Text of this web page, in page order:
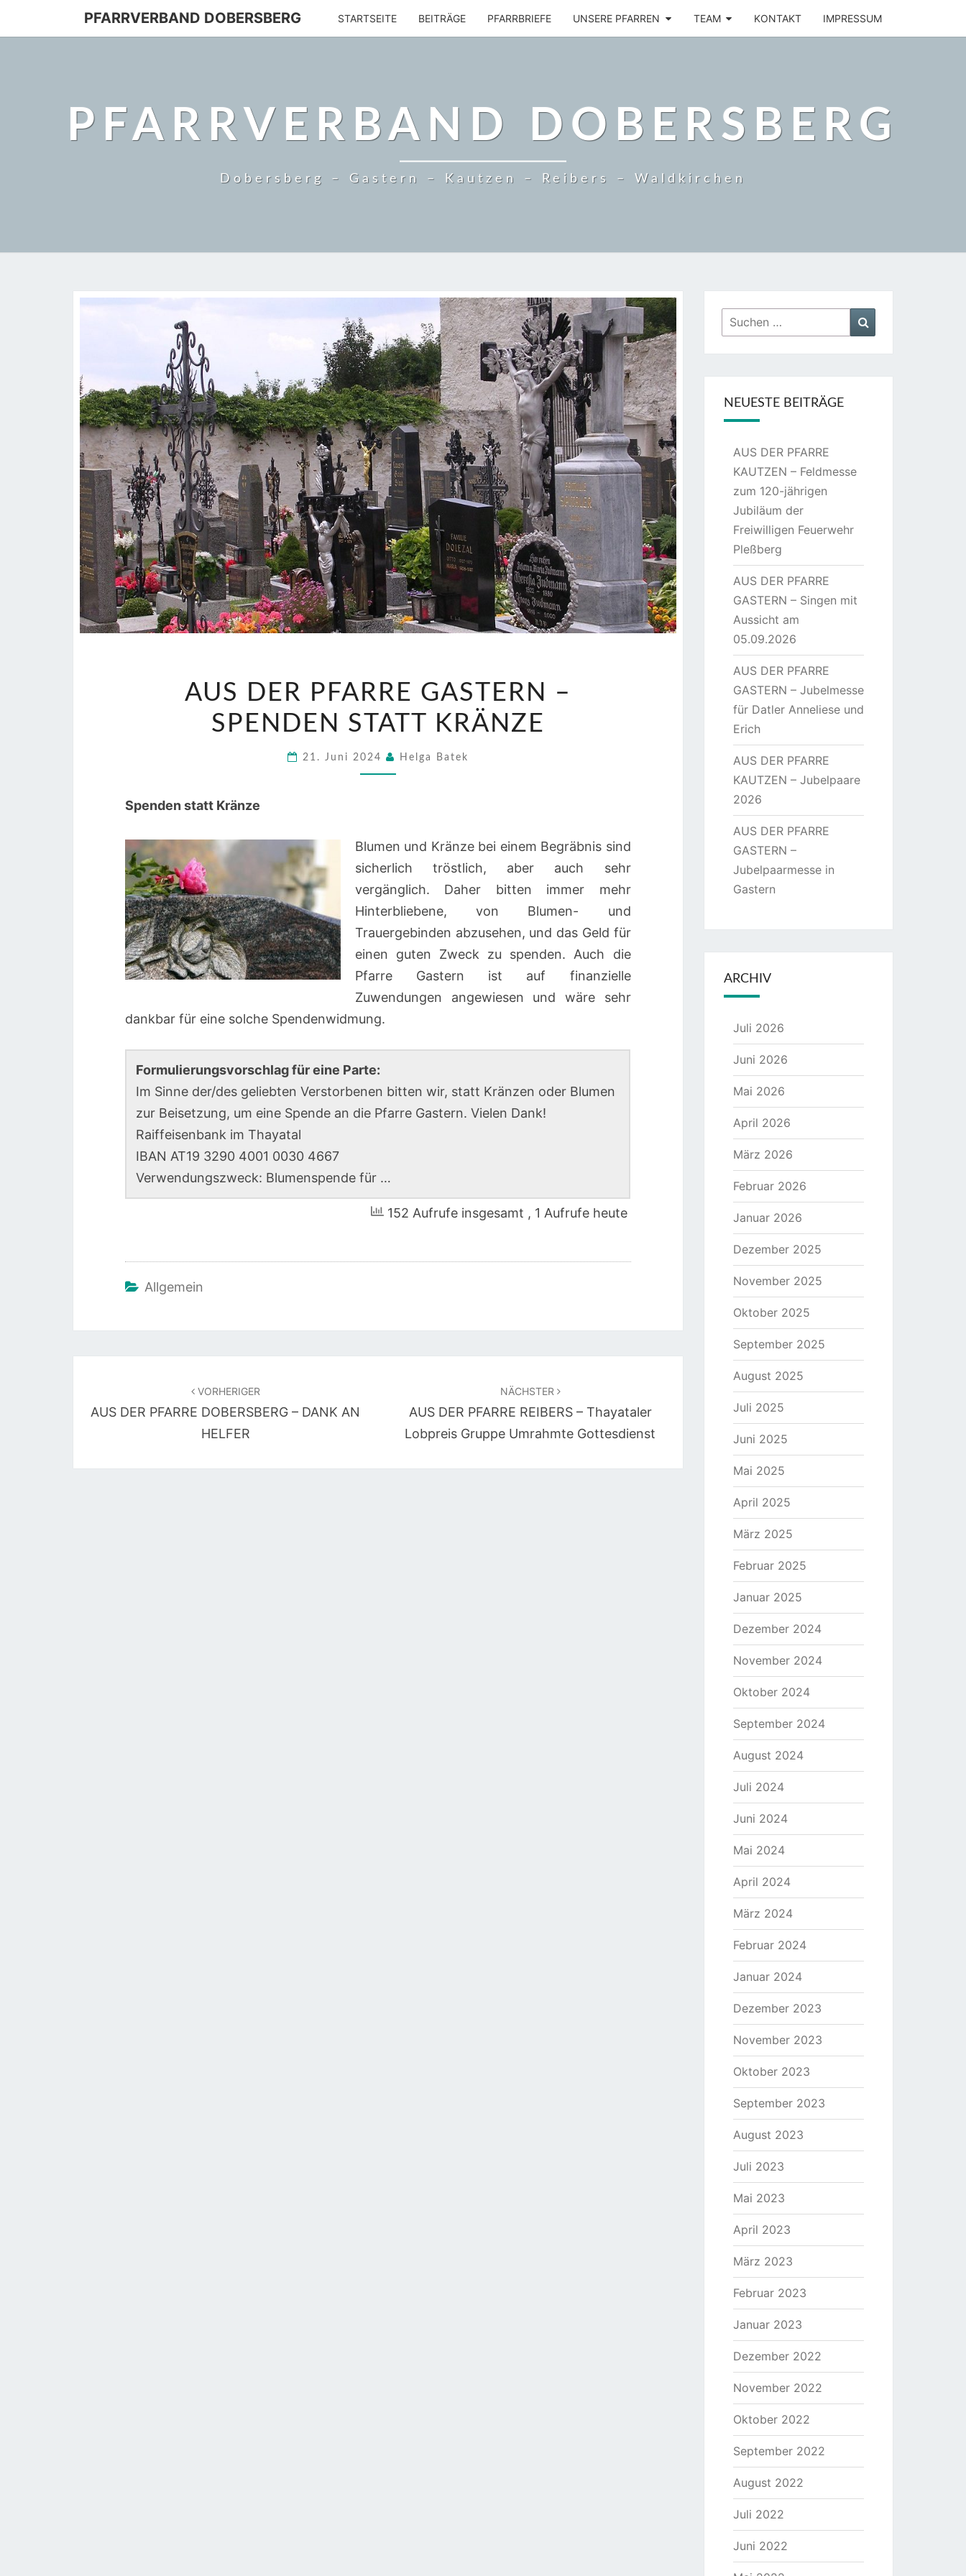
PFARRVERBAND DOBERSBERG STARTSEITE BEITRÄGE PFARRBRIEFE UNSERE PFARREN TEAM KONTAKT IMPRESSUM
PFARRVERBAND DOBERSBERG
Dobersberg – Gastern – Kautzen – Reibers – Waldkirchen
DER
PFARRE
–
AUS DER PFARRE GASTERN –
SPENDEN STATT KRÄNZE
21. Juni 2024 Helga Batek
Spenden statt Kränze
Blumen und Kränze bei einem Begräbnis sind
sicherlich tröstlich, aber auch sehr
vergänglich. Daher bitten immer mehr
Hinterbliebene, von Blumen- und
Trauergebinden abzusehen, und das Geld für
einen guten Zweck zu spenden. Auch die
Pfarre Gastern ist auf finanzielle
Zuwendungen angewiesen und wäre sehr
dankbar für eine solche Spendenwidmung.
Formulierungsvorschlag für eine Parte:
Im Sinne der/des geliebten Verstorbenen bitten wir, statt Kränzen oder Blumen
zur Beisetzung, um eine Spende an die Pfarre Gastern. Vielen Dank!
Raiffeisenbank im Thayatal
IBAN AT19 3290 4001 0030 4667
Verwendungszweck: Blumenspende für …
152 Aufrufe insgesamt , 1 Aufrufe heute
Allgemein
VORHERIGER
AUS DER PFARRE DOBERSBERG – DANK AN
HELFER
NÄCHSTER
AUS DER PFARRE REIBERS – Thayataler
Lobpreis Gruppe Umrahmte Gottesdienst
Suchen
nach:
NEUESTE BEITRÄGE
AUS DER PFARRE
KAUTZEN – Feldmesse
zum 120-jährigen
Jubiläum der
Freiwilligen Feuerwehr
Pleßberg
AUS DER PFARRE
GASTERN – Singen mit
Aussicht am
05.09.2026
AUS DER PFARRE
GASTERN – Jubelmesse
für Datler Anneliese und
Erich
AUS DER PFARRE
KAUTZEN – Jubelpaare
2026
AUS DER PFARRE
GASTERN –
Jubelpaarmesse in
Gastern
ARCHIV
Juli 2026
Juni 2026
Mai 2026
April 2026
März 2026
Februar 2026
Januar 2026
Dezember 2025
November 2025
Oktober 2025
September 2025
August 2025
Juli 2025
Juni 2025
Mai 2025
April 2025
März 2025
Februar 2025
Januar 2025
Dezember 2024
November 2024
Oktober 2024
September 2024
August 2024
Juli 2024
Juni 2024
Mai 2024
April 2024
März 2024
Februar 2024
Januar 2024
Dezember 2023
November 2023
Oktober 2023
September 2023
August 2023
Juli 2023
Mai 2023
April 2023
März 2023
Februar 2023
Januar 2023
Dezember 2022
November 2022
Oktober 2022
September 2022
August 2022
Juli 2022
Juni 2022